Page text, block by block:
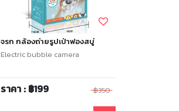
จรก กล้องถ่ายรูปเป่าฟองสบู่
Electric bubble camera
ราคา : ฿199 ฿350